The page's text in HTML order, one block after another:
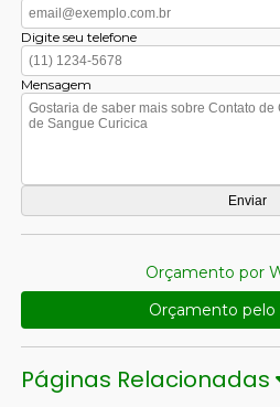
Digite seu telefone
Mensagem
Orçamento por
Orçamento pelo
Páginas Relacionadas